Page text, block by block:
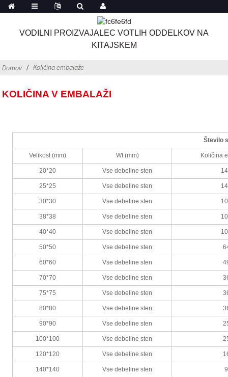
VODILNI PROIZVAJALEC VOTLIH ODDELKOV NA
KITAJSKEM
Domov Količina embalaže
KOLIČINA V EMBALAŽI
Število
Velikost (mm) Wt (mm) Količina
20*20 Vse debeline sten
25*25 Vse debeline sten
30*30 Vse debeline sten
38*38 Vse debeline sten
40*40 Vse debeline sten
50*50 Vse debeline sten
60*60 Vse debeline sten
70*70 Vse debeline sten
75*75 Vse debeline sten
80*80 Vse debeline sten
90*90 Vse debeline sten
100*100 Vse debeline sten
120*120 Vse debeline sten
140*140 Vse debeline sten 9